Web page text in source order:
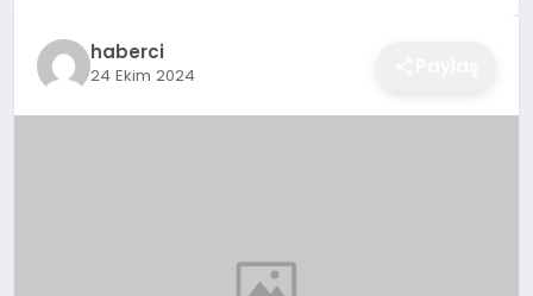
EKONOMI
haberci
24 Ekim 2024